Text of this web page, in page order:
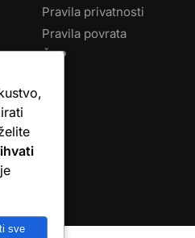
Pravila privatnosti
Pravila povrata
ČPP
sve